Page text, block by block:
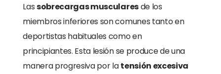
Lassobrecargas muscularesde los
miembros inferiores son comunes tanto en
deportistas habituales como en
principiantes. Esta lesión se produce de una
manera progresiva por latensión excesiva